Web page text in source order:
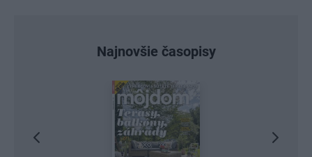
Najnovšie časopisy